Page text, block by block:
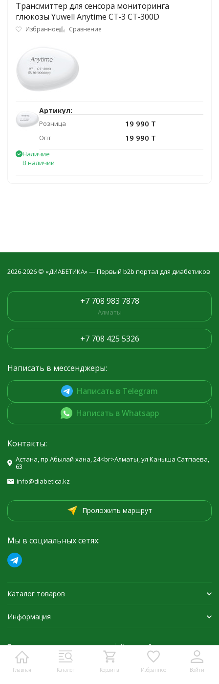
Трансмиттер для сенсора мониторинга
глюкозы Yuwell Anytime CT‑3 CT‑300D
Избранное Сравнение
Артикул:
Розница 19 990 T
Опт 19 990 T
Наличие
В наличии
Главная Каталог Корзина Избранное Войти
2026-2026 © «ДИАБЕТИКА» — Первый b2b портал для диабетиков
+7 708 983 7878
Алматы
+7 708 425 5326
Написать в мессенджеры:
Написать в Telegram
Написать в Whatsapp
Контакты:
Астана, пр.Абылай хана, 24<br>Алматы, ул Каныша Сатпаева,
63
info@diabetica.kz
Проложить маршрут
Мы в социальных сетях:
Каталог товаров
Информация
Политика персональных данных Карта сайта